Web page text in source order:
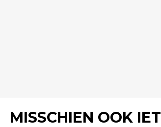
MISSCHIEN OOK